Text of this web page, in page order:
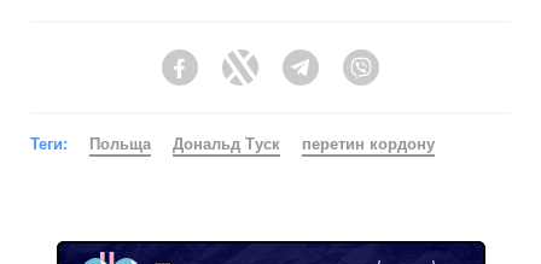
FacebookTwitter Telegram
Теги: Польща Дональд Туск перетин кордону